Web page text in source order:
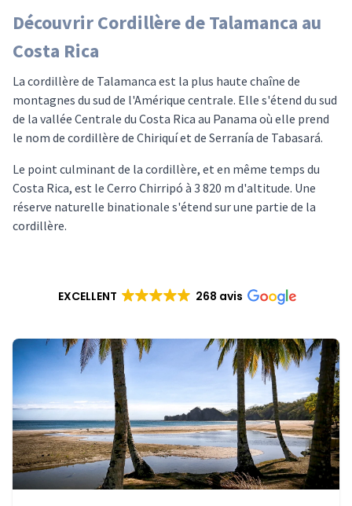
Découvrir Cordillère de Talamanca au
Costa Rica
La cordillère de Talamanca est la plus haute chaîne de
montagnes du sud de l'Amérique centrale. Elle s'étend du sud
de la vallée Centrale du Costa Rica au Panama où elle prend
le nom de cordillère de Chiriquí et de Serranía de Tabasará.
Le point culminant de la cordillère, et en même temps du
Costa Rica, est le Cerro Chirripó à 3 820 m d'altitude. Une
réserve naturelle binationale s'étend sur une partie de la
cordillère.
EXCELLENT 268 avis